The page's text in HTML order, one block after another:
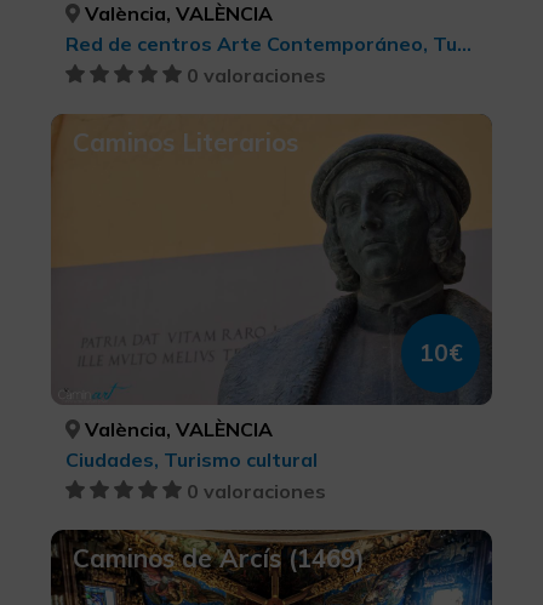
València, VALÈNCIA
Red de centros Arte Contemporáneo, Turismo cultural
0 valoraciones
Caminos Literarios
10€
València, VALÈNCIA
Ciudades, Turismo cultural
0 valoraciones
Caminos de Arcís (1469)